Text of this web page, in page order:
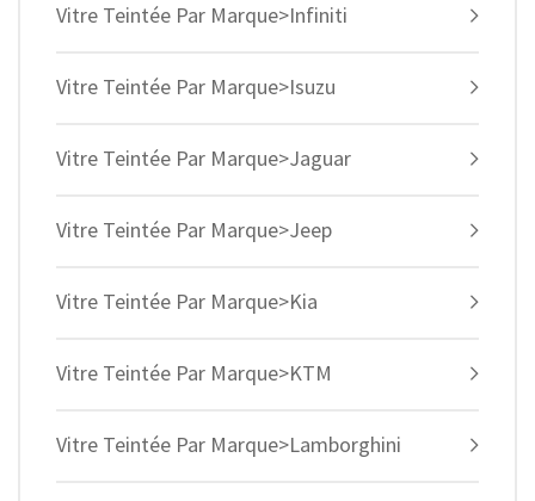
Vitre Teintée Par Marque>Infiniti
Vitre Teintée Par Marque>Isuzu
Vitre Teintée Par Marque>Jaguar
Vitre Teintée Par Marque>Jeep
Vitre Teintée Par Marque>Kia
Vitre Teintée Par Marque>KTM
Vitre Teintée Par Marque>Lamborghini